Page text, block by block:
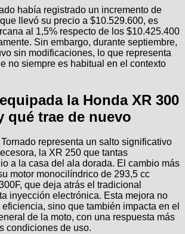
había registrado un incremento de
llevó su precio a $10.529.600, es
al 1,5% respecto de los $10.425.400
Sin embargo, durante septiembre,
sin modificaciones, lo que representa
no siempre es habitual en el contexto
la Honda XR 300
qué trae de nuevo
representa un salto significativo
la XR 250 que tantas
a la casa del ala dorada. El cambio más
motor monocilíndrico de 293,5 cc
que deja atrás el tradicional
inyección electrónica. Esta mejora no
sino que también impacta en el
de la moto, con una respuesta más
condiciones de uso.